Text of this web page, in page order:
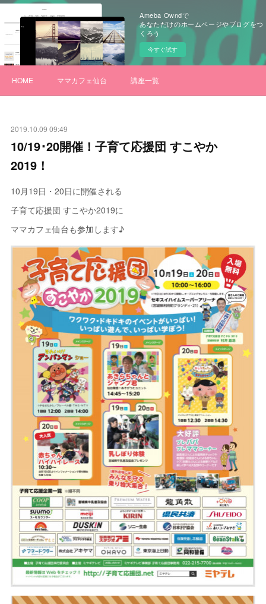
Ameba Owndで
あなただけのホームページやブログをつ
くろう
今すぐ試す
HOME ママカフェ仙台 講座一覧
2019.10.09 09:49
10/19･20開催！子育て応援団 すこやか
2019！
10月19日・20日に開催される
子育て応援団 すこやか2019に
ママカフェ仙台も参加します♪